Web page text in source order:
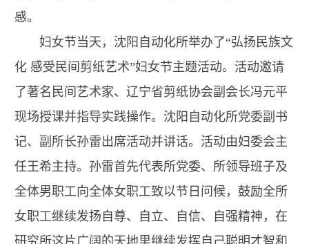
感。
妇女节当天，沈阳自动化所举办了“弘扬民族文
化 感受民间剪纸艺术”妇女节主题活动。活动邀请
了著名民间艺术家、辽宁省剪纸协会副会长冯元平
现场授课并指导实践操作。沈阳自动化所党委副书
记、副所长孙雷出席活动并讲话。活动由妇委会主
任王希主持。孙雷首先代表所党委、所领导班子及
全体男职工向全体女职工致以节日问候，鼓励全所
女职工继续发扬自尊、自立、自信、自强精神，在
研究所这片广阔的天地里继续发挥自己聪明才智和